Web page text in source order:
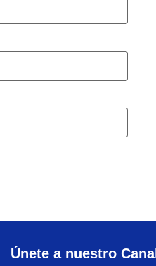
Únete a nuestro Canal